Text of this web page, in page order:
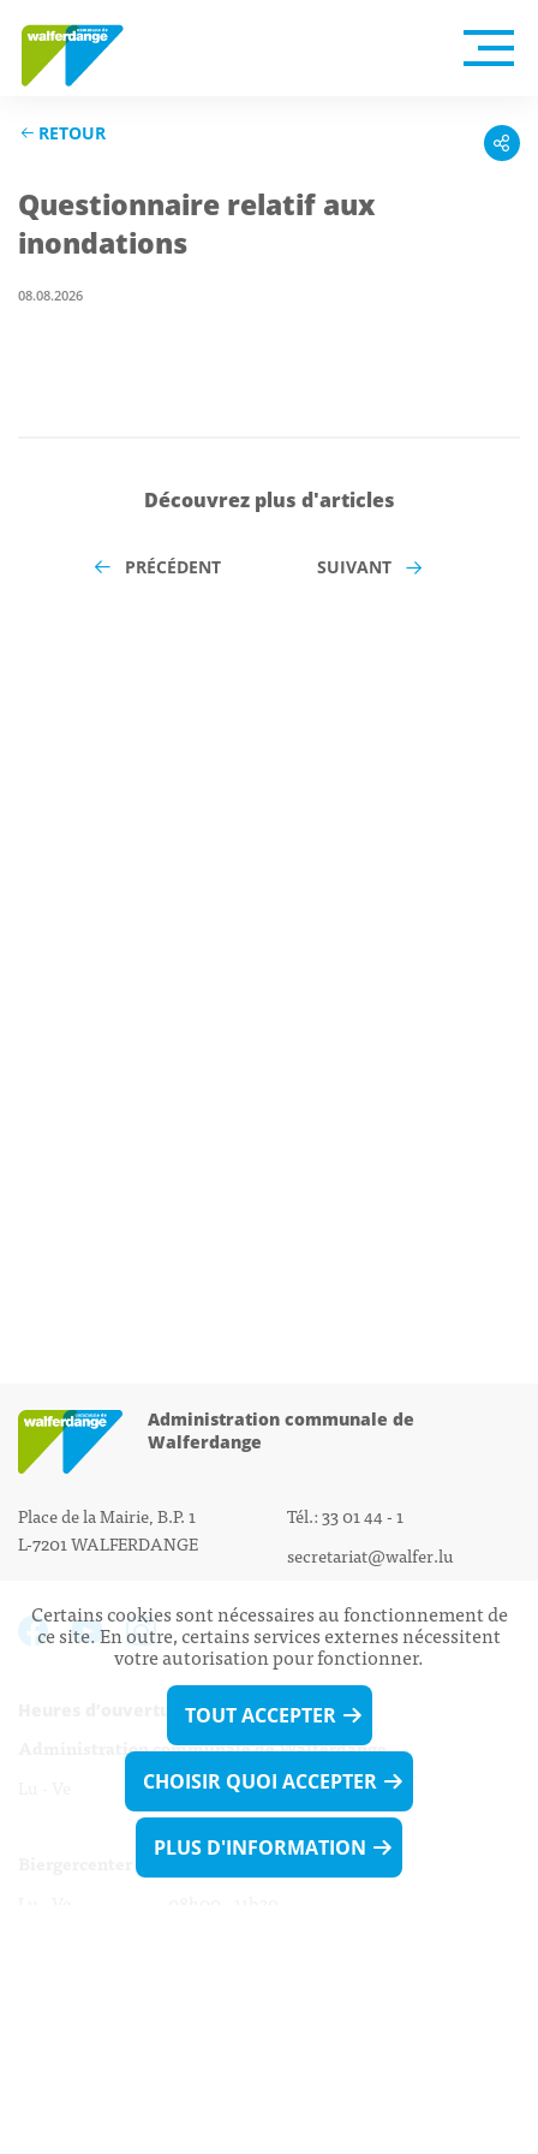
RETOUR
Questionnaire relatif aux
inondations
08.08.2026
Découvrez plus d'articles
PRÉCÉDENT SUIVANT
Administration communale de
Walferdange
Place de la Mairie, B.P. 1
L-7201 WALFERDANGE
Tél.: 33 01 44 - 1
secretariat@walfer.lu
Heures d’ouverture:
Administration communale de Walferdange
Lu - Ve 08h00 - 11h30
13h30 - 16h00
Certains cookies sont nécessaires au fonctionnement de
ce site. En outre, certains services externes nécessitent
votre autorisation pour fonctionner.
TOUT ACCEPTER
CHOISIR QUOI ACCEPTER
PLUS D'INFORMATION